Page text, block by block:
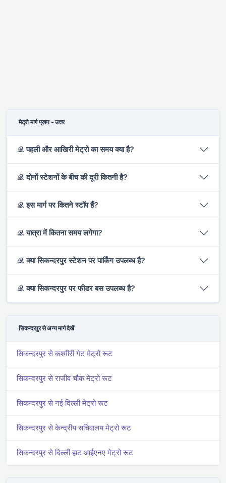
मेट्रो मार्ग प्रश्न - उत्तर
𝒬. पहली और आखिरी मेट्रो का समय क्या है?
𝒬. दोनों स्टेशनों के बीच की दूरी कितनी है?
𝒬. इस मार्ग पर कितने स्टॉप हैं?
𝒬. यात्रा में कितना समय लगेगा?
𝒬. क्या सिकन्दरपुर स्टेशन पर पार्किंग उपलब्ध है?
𝒬. क्या सिकन्दरपुर पर फीडर बस उपलब्ध है?
सिकन्दरपुर से अन्य मार्ग देखें
सिकन्दरपुर से कश्मीरी गेट मेट्रो रूट
सिकन्दरपुर से राजीव चौक मेट्रो रूट
सिकन्दरपुर से नई दिल्ली मेट्रो रूट
सिकन्दरपुर से केन्द्रीय सचिवालय मेट्रो रूट
सिकन्दरपुर से दिल्ली हाट आईएनए मेट्रो रूट